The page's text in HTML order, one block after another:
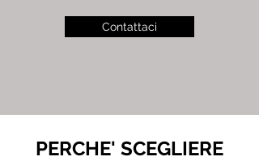
Contattaci
PERCHE' SCEGLIERE